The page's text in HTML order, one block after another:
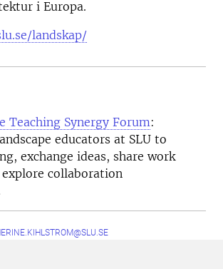
i Europa.
landskap/
Teaching Synergy Forum :
educators at SLU to
exchange ideas, share work
collaboration